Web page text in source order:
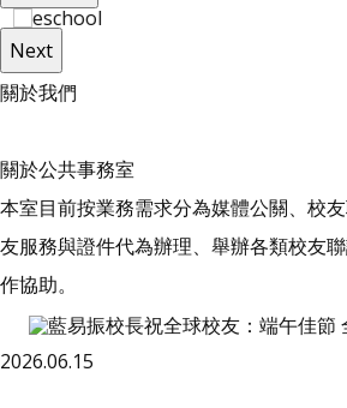
Next
關於我們
關於公共事務室
本室目前按業務需求分為媒體公關、校
友服務與證件代為辦理、舉辦各類校友
作協助。
2026.06.15